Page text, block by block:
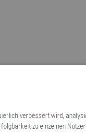
verbessert wird,
zu einzelnen